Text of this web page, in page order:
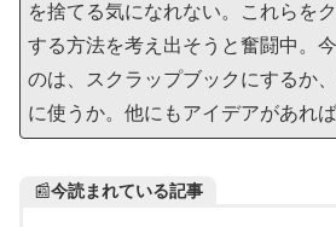
を捨てる気になれない。これらを
する方法を考え出そうと奮闘中。
のは、スクラップブックにするか
に使うか。他にもアイデアがあれ
📰今読まれている記事